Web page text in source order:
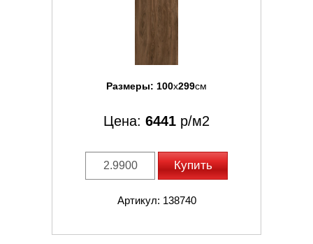
Размеры: 100x299см
Цена: 6441 р/м2
Купить
Артикул: 138740